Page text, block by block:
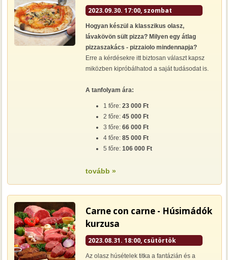
2023.09.30. 17:00, szombat
Hogyan készül a klasszikus olasz,
lávakövön sült pizza? Milyen egy átlag
pizzaszakács - pizzaiolo mindennapja?
Erre a kérdésekre itt biztosan választ kapsz
miközben kipróbálhatod a saját tudásodat is.
A tanfolyam ára:
1 főre:23 000 Ft
2 főre:45 000 Ft
3 főre:66 000 Ft
4 főre:85 000 Ft
5 főre:106 000 Ft
tovább »
Carne con carne - Húsimádók
kurzusa
2023.08.31. 18:00, csütörtök
Az olasz húsételek titka a fantázián és a